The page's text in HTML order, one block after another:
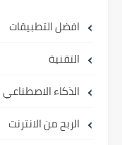
افضل التطبيقات
التقنية
الذكاء الاصطناعي
الربح من الانترنت